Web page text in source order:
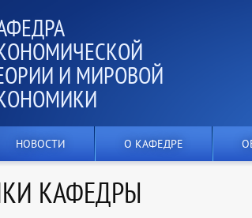
И МИРОВОЙ
НОВОСТИ О КАФЕДРЕ
КАФЕДРЫ